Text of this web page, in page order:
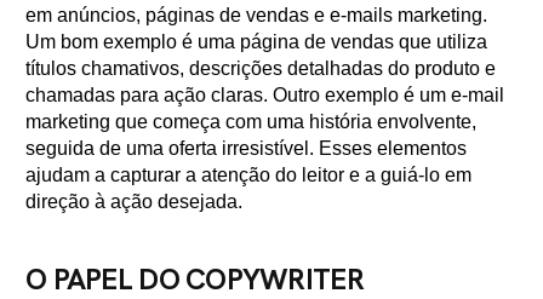
em anúncios, páginas de vendas e e-mails marketing.
Um bom exemplo é uma página de vendas que utiliza
títulos chamativos, descrições detalhadas do produto e
chamadas para ação claras. Outro exemplo é um e-mail
marketing que começa com uma história envolvente,
seguida de uma oferta irresistível. Esses elementos
ajudam a capturar a atenção do leitor e a guiá-lo em
direção à ação desejada.
O PAPEL DO COPYWRITER